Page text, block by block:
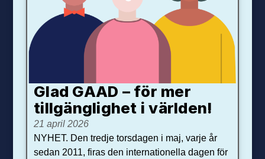
Glad GAAD – för mer
tillgänglighet i världen!
21 april 2026
NYHET. Den tredje torsdagen i maj, varje år
sedan 2011, firas den internationella dagen för